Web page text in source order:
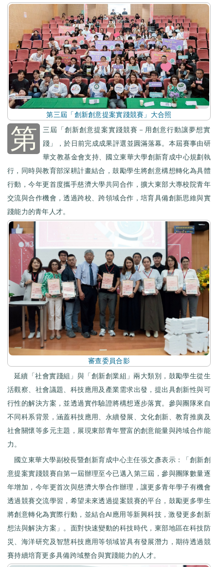
第三屆「創新創意提案實踐競賽」大合照
第
三屆「創新創意提案實踐競賽－用創意行動讓夢想實
踐」，於日前完成成果評選並圓滿落幕。本屆賽事由研
華文教基金會支持、國立東華大學創新育成中心規劃執
行，同時與教育部深耕計畫結合，鼓勵學生將創意構想轉化為具體
行動，今年更首度攜手慈濟大學共同合作，擴大東部大專校院青年
交流與合作機會，透過跨校、跨領域合作，培育具備創新思維與實
踐能力的青年人才。
審查委員合影
延續「社會實踐組」與「創新創業組」兩大類別，鼓勵學生從生
活觀察、社會議題、科技應用及產業需求出發，提出具創新性與可
行性的解決方案，並透過實作驗證將構想逐步落實。參與團隊來自
不同科系背景，涵蓋科技應用、永續發展、文化創新、教育推廣及
社會關懷等多元主題，展現東部青年豐富的創意能量與跨域合作能
力。
國立東華大學副校長暨創新育成中心主任張文彥表示：「創新創
意提案實踐競賽自第一屆辦理至今已邁入第三屆，參與團隊數量逐
年增加，今年更首次與慈濟大學合作辦理，讓更多青年學子有機會
透過競賽交流學習，希望未來透過提案競賽的平台，鼓勵更多學生
將創意轉化為實際行動，並結合AI應用等新興科技，激發更多創新
想法與解決方案」。面對快速變動的科技時代，東部地區在科技防
災、海洋研究及智慧科技應用等領域皆具有發展潛力，期待透過競
賽持續培育更多具備跨域整合與實踐能力的人才。